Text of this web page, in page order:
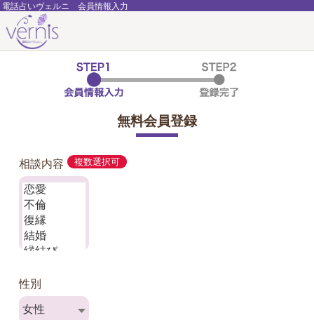
電話占いヴェルニ 会員情報入力
無料会員登録
相談内容 複数選択可
性別